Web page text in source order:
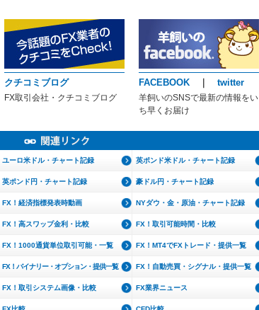
クチコミブログ
FX取引会社・クチコミブログ
FACEBOOK twitter
羊飼いのSNSで最新の情報をい
ち早くお届け
ユーロ米ドル・チャート記録 英ポンド米ドル・チャート記録
英ポンド円・チャート記録 豪ドル円・チャート記録
FX！経済指標発表時動画 NYダウ・金・原油・チャート記録
FX！高スワップ金利・比較 FX！取引可能時間・比較
FX！1000通貨単位取引可能・一覧 FX！MT4でFXトレード・提供一覧
FX！バイナリー・オプション・提供一覧 FX！自動売買・シグナル・提供一覧
FX！取引システム画像・比較 FX業界ニュース